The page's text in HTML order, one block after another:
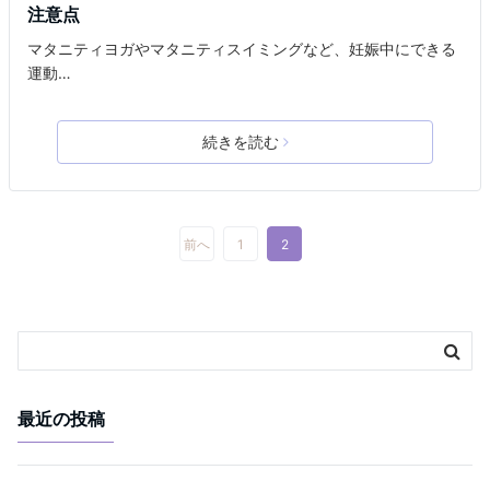
注意点
マタニティヨガやマタニティスイミングなど、妊娠中にできる
運動…
続きを読む
前へ 1 2
最近の投稿